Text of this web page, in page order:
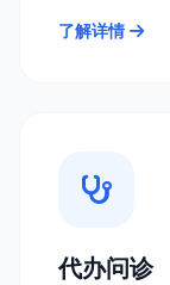
了解详情
代办问诊